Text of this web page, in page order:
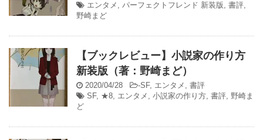
エンタメ , パーフェクトフレンド 新装版, 書評,
野崎まど
【ブックレビュー】小説家の作り方
新装版（著：野崎まど）
2020/04/28 -SF, エンタメ , 書評
SF, ★8, エンタメ , 小説家の作り方, 書評, 野崎ま
ど